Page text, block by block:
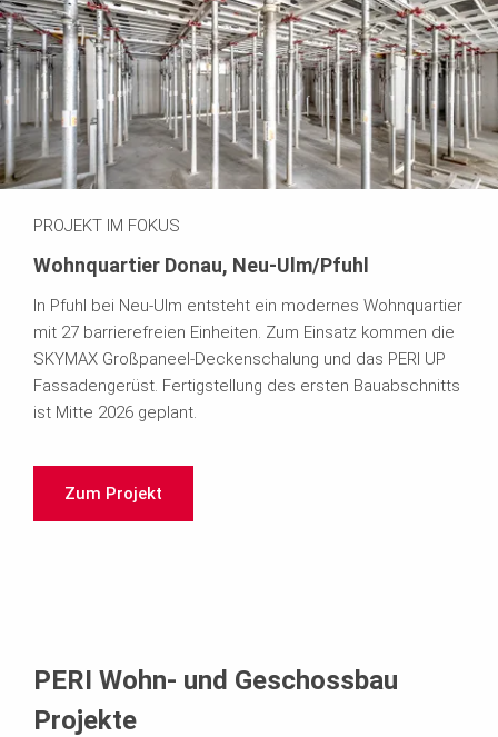
PROJEKT IM FOKUS
Wohnquartier Donau, Neu-Ulm/Pfuhl
In Pfuhl bei Neu-Ulm entsteht ein modernes Wohnquartier
mit 27 barrierefreien Einheiten. Zum Einsatz kommen die
SKYMAX Großpaneel-Deckenschalung und das PERI UP
Fassadengerüst. Fertigstellung des ersten Bauabschnitts
ist Mitte 2026 geplant.
Zum Projekt
PERI Wohn- und Geschossbau
Projekte